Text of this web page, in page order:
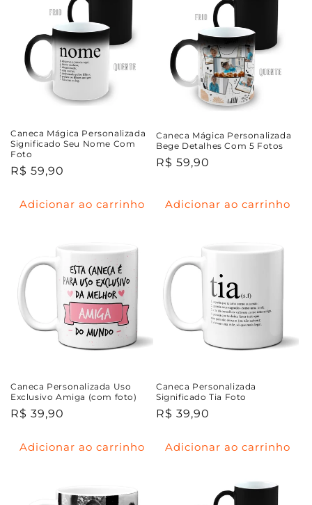
Caneca Mágica Personalizada
Significado Seu Nome Com
Foto
Preço
R$ 59,90
Adicionar ao carrinho
Caneca Mágica Personalizada
Bege Detalhes Com 5 Fotos
Preço
R$ 59,90
Adicionar ao carrinho
Caneca Personalizada Uso
Exclusivo Amiga (com foto)
Preço
R$ 39,90
Adicionar ao carrinho
Caneca Personalizada
Significado Tia Foto
Preço
R$ 39,90
Adicionar ao carrinho